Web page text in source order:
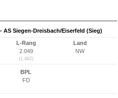
AS Siegen-Dreisbach/Eiserfeld (Sieg)
L-Rang
2.049
(1.462)
Land
NW
BPL
FD